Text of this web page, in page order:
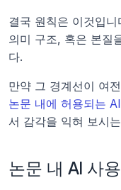
결국 원칙은 이것입
의미 구조, 혹은 본질
다.
만약 그 경계선이 여
논문 내에 허용되는
서 감각을 익혀 보시
논문 내 AI 사